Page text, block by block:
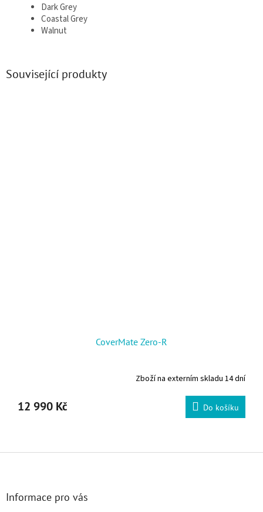
Dark Grey
Coastal Grey
Walnut
Související produkty
CoverMate Zero-R
Zboží na externím skladu 14 dní
12 990 Kč Do košíku
Informace pro vás